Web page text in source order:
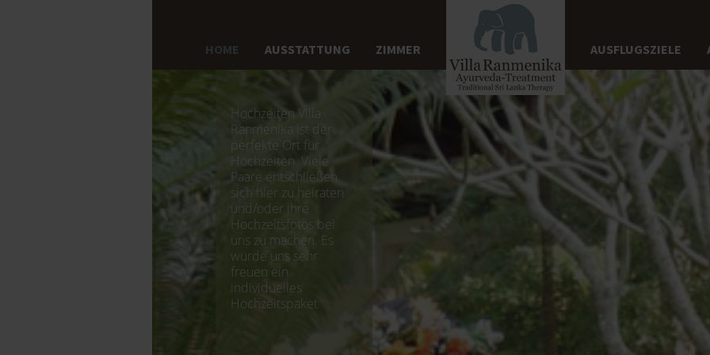
HOME AUSSTATTUNG ZIMMER AUSFLUGSZIELE
Hochzeiten Villa
Ranmenika ist der
perfekte Ort für
Hochzeiten. Viele
Paare entschließen
sich hier zu heiraten
und/oder ihre
Hochzeitsfotos bei
uns zu machen. Es
würde uns sehr
freuen ein
individuelles
Hochzeitspaket